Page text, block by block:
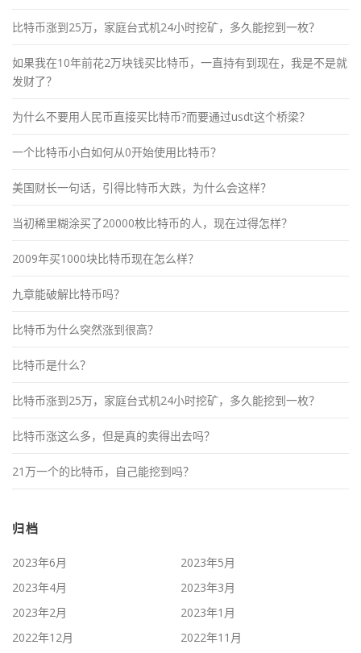
比特币涨到25万，家庭台式机24小时挖矿，多久能挖到一枚？
如果我在10年前花2万块钱买比特币，一直持有到现在，我是不是就
发财了？
为什么不要用人民币直接买比特币?而要通过usdt这个桥梁？
一个比特币小白如何从0开始使用比特币？
美国财长一句话，引得比特币大跌，为什么会这样？
当初稀里糊涂买了20000枚比特币的人，现在过得怎样？
2009年买1000块比特币现在怎么样？
九章能破解比特币吗？
比特币为什么突然涨到很高？
比特币是什么？
比特币涨到25万，家庭台式机24小时挖矿，多久能挖到一枚？
比特币涨这么多，但是真的卖得出去吗？
21万一个的比特币，自己能挖到吗？
归档
2023年6月
2023年5月
2023年4月
2023年3月
2023年2月
2023年1月
2022年12月
2022年11月